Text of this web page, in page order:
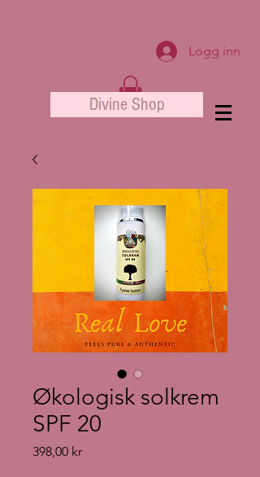
Logg inn
Divine Shop
Økologisk solkrem
SPF 20
398,00 krPrice